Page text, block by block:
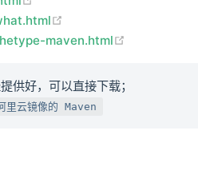
maven.html
供好，可以直接下载；
里云镜像的 Maven